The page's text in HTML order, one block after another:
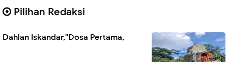
Pilihan Redaksi
Dahlan Iskandar,"Dosa Pertama,